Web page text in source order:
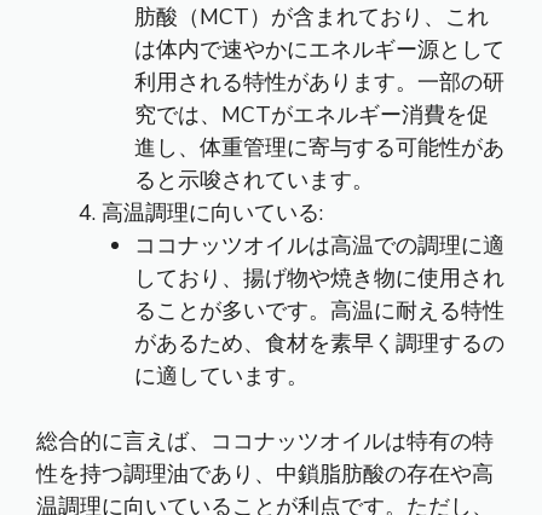
肪酸（MCT）が含まれており、これ
は体内で速やかにエネルギー源として
利用される特性があります。一部の研
究では、MCTがエネルギー消費を促
進し、体重管理に寄与する可能性があ
ると示唆されています。
高温調理に向いている:
ココナッツオイルは高温での調理に適
しており、揚げ物や焼き物に使用され
ることが多いです。高温に耐える特性
があるため、食材を素早く調理するの
に適しています。
総合的に言えば、ココナッツオイルは特有の特
性を持つ調理油であり、中鎖脂肪酸の存在や高
温調理に向いていることが利点です。ただし、